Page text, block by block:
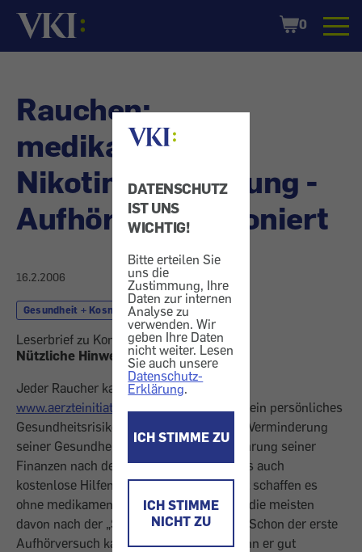
DATENSCHUTZ
IST UNS
WICHTIG!
Bitte erteilen Sie
uns die
Zustimmung, Ihre
Daten zur internen
Analyse zu
verwenden. Wir
geben Ihre Daten
nicht weiter. Lesen
Sie auch unsere
Datenschutz-
Erklärung.
ICH STIMME ZU
ICH STIMME
NICHT ZU
Startseite
Shopping
Cart
0
Rauchen:
medikamentöse
Nikotinentwöhnung -
Aufhören funktioniert
16.2.2006
Gesundheit + Kosmetik Rauchen
Leserbrief zu Konsument 1/2006.
Nützliche Hinweise und Tipps
Jeder Raucher kann auf
www.aerzteinitiative.at/_Raucher_1.htm
sein persönliches
Gesundheitsrisiko berechnen lassen, die Verminderung
seiner Gesundheitsrisken und die Vermehrung seiner
Finanzen nach dem Aufhören. Dort gibt es auch
kostenlose Hilfen für Raucher. 85 Prozent schaffen es
ohne medikamentöse Unterstützung und die meisten
davon nach der „Schlusspunktmethode“. Schon der erste
Aufhörversuch kann erfolgreich sein, wenn er gut